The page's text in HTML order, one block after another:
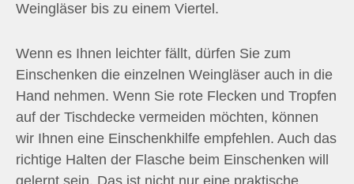
Weingläser bis zu einem Viertel.
Wenn es Ihnen leichter fällt, dürfen Sie zum
Einschenken die einzelnen Weingläser auch in die
Hand nehmen. Wenn Sie rote Flecken und Tropfen
auf der Tischdecke vermeiden möchten, können
wir Ihnen eine Einschenkhilfe empfehlen. Auch das
richtige Halten der Flasche beim Einschenken will
gelernt sein. Das ist nicht nur eine praktische